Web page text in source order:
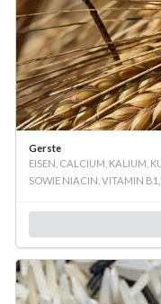
Gerste
EISEN, CALCIUM, KALIUM,
SOWIE NIACIN, VITAMIN